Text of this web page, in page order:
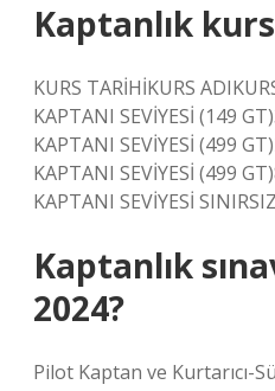
Kaptanlık
KURS TARİHİKURS
KAPTANI SEVİYESİ (149
KAPTANI SEVİYESİ (499
KAPTANI SEVİYESİ (499
KAPTANI SEVİYESİ
Kaptanlık
2024?
Pilot Kaptan ve Kurtarıcı-